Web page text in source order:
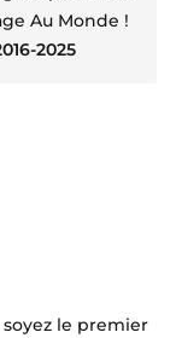
Au Monde !
2025
le premier